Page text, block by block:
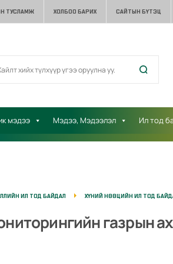
ТУСЛАМЖ ХОЛБОО БАРИХ САЙТЫН БҮТЭЦ
мэдээ Мэдээ, Мэдээлэл Ил тод
ИЛ ТОД БАЙДАЛ ХҮНИЙ НӨӨЦИЙН ИЛ ТОД
газрын